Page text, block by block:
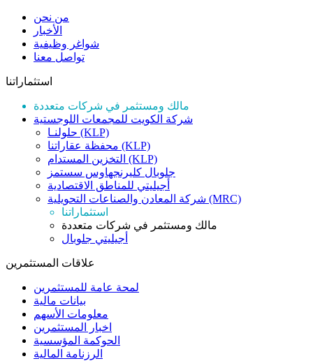
من نحن
الأخبار
شواغر وظيفية
تواصل معنا
استثماراتنا
مالك ومستثمر في شركات متعددة
شركة الكويت للمجمعات اللوجستية
حلولنـا (KLP)
محفظة عقاراتنا (KLP)
التخزين المستدام (KLP)
جلوبال كليرنجهاوس سستمز
أجيليتي للمناطق الاقتصادية
شركة المعادن والصناعات التحويلية (MRC)
استثماراتنا
مالك ومستثمر في شركات متعددة
أجيليتي جلوبال
علاقات المستثمرين
لمحة عامة للمستثمرين
بيانات مالية
معلومات الأسهم
اخبار المستثمرين
الحوكمة المؤسسية
الرزنامة المالية